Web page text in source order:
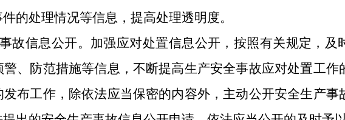
的处理情况等信息，提高处理透明度。
故信息公开。加强应对处置信息公开，按照有关规定，及
、防范措施等信息，不断提高生产安全事故应对处置工作
布工作，除依法应当保密的内容外，主动公开安全生产事